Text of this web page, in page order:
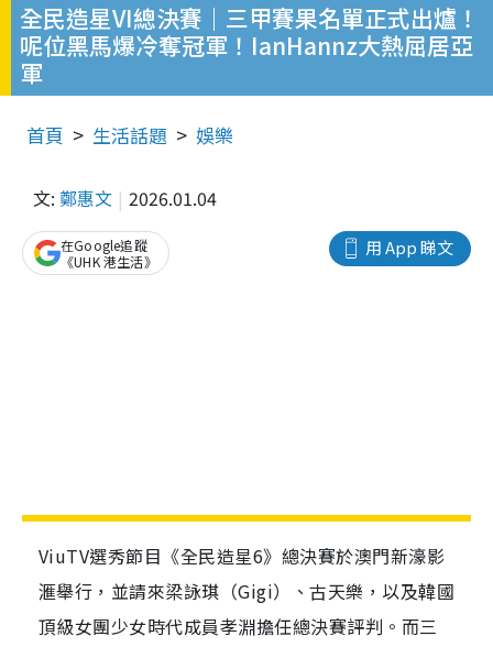
全民造星VI總決賽｜三甲賽果名單正式出爐！
呢位黑馬爆冷奪冠軍！IanHannz大熱屈居亞
軍
首頁 生活話題 娛樂
文: 鄭惠文 2026.01.04
用 App 睇文
在Google追蹤
《UHK 港生活》
ViuTV選秀節目《全民造星6》總決賽於澳門新濠影
滙舉行，並請來梁詠琪（Gigi）、古天樂，以及韓國
頂級女團少女時代成員孝淵擔任總決賽評判。而三